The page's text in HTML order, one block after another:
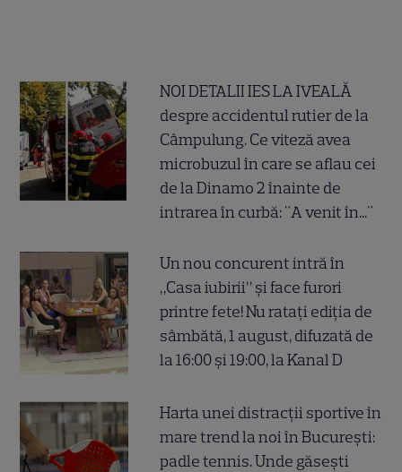
NOI DETALII IES LA IVEALĂ
despre accidentul rutier de la
Câmpulung. Ce viteză avea
microbuzul în care se aflau cei
de la Dinamo 2 înainte de
intrarea în curbă: "A venit în..."
Un nou concurent intră în
„Casa iubirii” și face furori
printre fete! Nu ratați ediția de
sâmbătă, 1 august, difuzată de
la 16:00 și 19:00, la Kanal D
Harta unei distracții sportive în
mare trend la noi în București:
padle tennis. Unde găsești